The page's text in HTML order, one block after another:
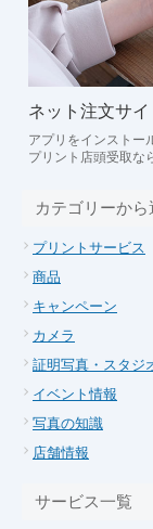
ネット注文サイ
アプリをインストー
プリント店頭受取な
カテゴリーから
プリントサービス
商品
キャンペーン
カメラ
証明写真・スタジ
イベント情報
写真の知識
店舗情報
サービス一覧